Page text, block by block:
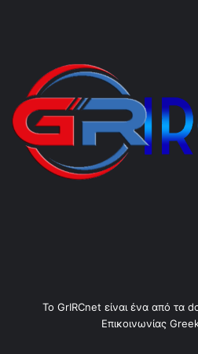
Το GrIRCnet είναι ένα από τα
Επικοινωνίας